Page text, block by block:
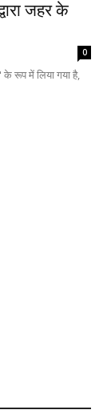
जहर के
0
रूप में लिया गया है,